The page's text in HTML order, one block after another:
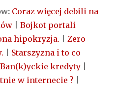
Coraz więcej debili na
Bojkot portali
hipokryzja.
Zero
Starszyzna i to co
Ban(k)yckie kredyty
w internecie ?